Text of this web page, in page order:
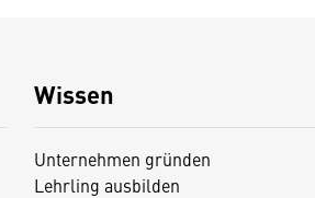
Wissen
Unternehmen gründen
Lehrling ausbilden